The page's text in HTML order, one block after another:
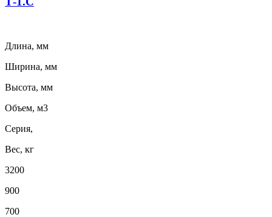
Длина, мм
Ширина, мм
Высота, мм
Объем, м3
Серия,
Вес, кг
3200
900
700